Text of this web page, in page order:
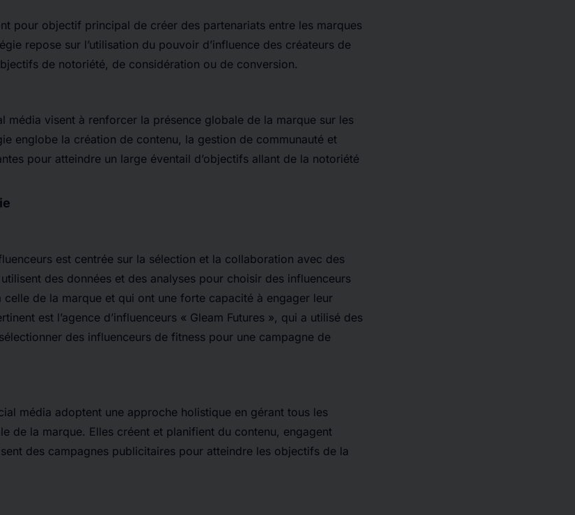
pour objectif principal de créer des partenariats entre les marques
repose sur l’utilisation du pouvoir d’influence des créateurs de
de notoriété, de considération ou de conversion.
média visent à renforcer la présence globale de la marque sur les
englobe la création de contenu, la gestion de communauté et
pour atteindre un large éventail d’objectifs allant de la notoriété
est centrée sur la sélection et la collaboration avec des
des données et des analyses pour choisir des influenceurs
celle de la marque et qui ont une forte capacité à engager leur
est l’agence d’influenceurs « Gleam Futures », qui a utilisé des
des influenceurs de fitness pour une campagne de
média adoptent une approche holistique en gérant tous les
de la marque. Elles créent et planifient du contenu, engagent
des campagnes publicitaires pour atteindre les objectifs de la